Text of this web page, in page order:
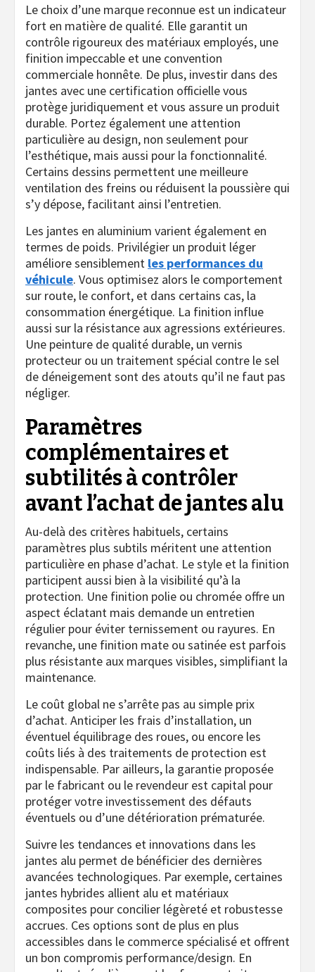
Le choix d’une marque reconnue est un indicateur
fort en matière de qualité. Elle garantit un
contrôle rigoureux des matériaux employés, une
finition impeccable et une convention
commerciale honnête. De plus, investir dans des
jantes avec une certification officielle vous
protège juridiquement et vous assure un produit
durable. Portez également une attention
particulière au design, non seulement pour
l’esthétique, mais aussi pour la fonctionnalité.
Certains dessins permettent une meilleure
ventilation des freins ou réduisent la poussière qui
s’y dépose, facilitant ainsi l’entretien.
Les jantes en aluminium varient également en
termes de poids. Privilégier un produit léger
améliore sensiblement les performances du
véhicule. Vous optimisez alors le comportement
sur route, le confort, et dans certains cas, la
consommation énergétique. La finition influe
aussi sur la résistance aux agressions extérieures.
Une peinture de qualité durable, un vernis
protecteur ou un traitement spécial contre le sel
de déneigement sont des atouts qu’il ne faut pas
négliger.
Paramètres
complémentaires et
subtilités à contrôler
avant l’achat de jantes alu
Au-delà des critères habituels, certains
paramètres plus subtils méritent une attention
particulière en phase d’achat. Le style et la finition
participent aussi bien à la visibilité qu’à la
protection. Une finition polie ou chromée offre un
aspect éclatant mais demande un entretien
régulier pour éviter ternissement ou rayures. En
revanche, une finition mate ou satinée est parfois
plus résistante aux marques visibles, simplifiant la
maintenance.
Le coût global ne s’arrête pas au simple prix
d’achat. Anticiper les frais d’installation, un
éventuel équilibrage des roues, ou encore les
coûts liés à des traitements de protection est
indispensable. Par ailleurs, la garantie proposée
par le fabricant ou le revendeur est capital pour
protéger votre investissement des défauts
éventuels ou d’une détérioration prématurée.
Suivre les tendances et innovations dans les
jantes alu permet de bénéficier des dernières
avancées technologiques. Par exemple, certaines
jantes hybrides allient alu et matériaux
composites pour concilier légèreté et robustesse
accrues. Ces options sont de plus en plus
accessibles dans le commerce spécialisé et offrent
un bon compromis performance/design. En